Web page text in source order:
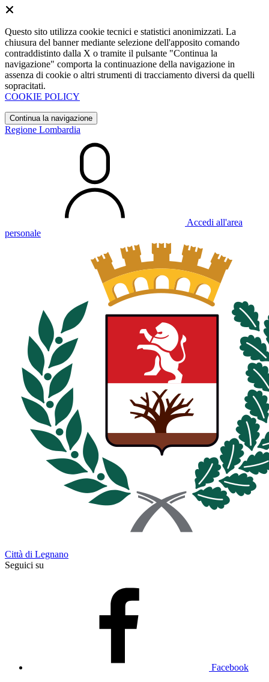
Questo sito utilizza cookie tecnici e statistici anonimizzati. La
chiusura del banner mediante selezione dell'apposito comando
contraddistinto dalla X o tramite il pulsante "Continua la
navigazione" comporta la continuazione della navigazione in
assenza di cookie o altri strumenti di tracciamento diversi da quelli
sopracitati.
COOKIE POLICY
Continua la navigazione
Regione Lombardia
Accedi all'area
personale
Città di Legnano
Seguici su
Facebook